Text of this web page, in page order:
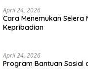
April 24, 2026
Cara Menemukan Selera
Kepribadian
April 24, 2026
Program Bantuan Sosial